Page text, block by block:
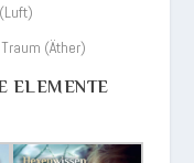
(Äther)
ELEMENTE